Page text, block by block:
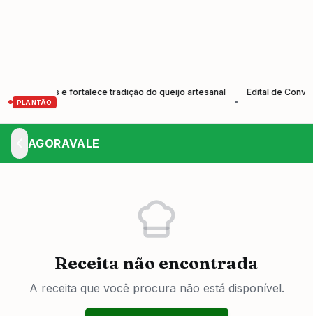
PLANTÃO
e fortalece tradição do queijo artesanal
Edital de
AGORAVALE
Receita não encontrada
A receita que você procura não está disponível.